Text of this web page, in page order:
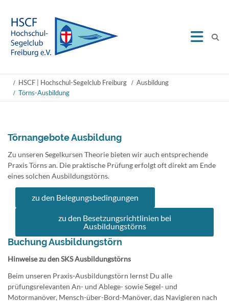
HSCF | Hochschul-Segelclub Freiburg
Ausbildung
Törns-Ausbildung
Törnangebote Ausbildung
Zu unseren Segelkursen Theorie bieten wir auch entsprechende
Praxis Törns an. Die praktische Prüfung erfolgt oft direkt am Ende
eines solchen Ausbildungstörns.
zu den Belegungsbedingungen
zu den Besetzungsrichtlinien bei
Ausbildungstörns
Buchung Ausbildungstörn
Hinweise zu den SKS Ausbildungstörns
Beim unseren Praxis-Ausbildungstörn lernst Du alle
prüfungsrelevanten An- und Ablege- sowie Segel- und
Motormanöver, Mensch-über-Bord-Manöver, das Navigieren nach